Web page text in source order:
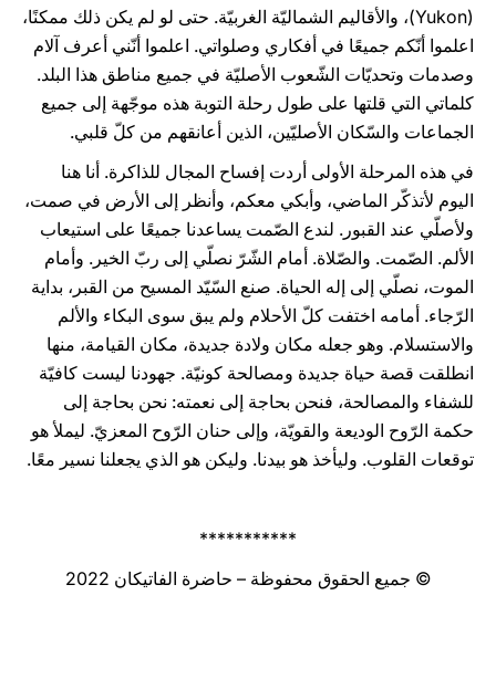
(Yukon)، والأقاليم الشماليّة الغربيّة. حتى لو لم يكن ذلك ممكنًا،
اعلموا أنّكم جميعًا في أفكاري وصلواتي. اعلموا أنّني أعرف آلام
وصدمات وتحديّات الشّعوب الأصليّة في جميع مناطق هذا البلد.
كلماتي التي قلتها على طول رحلة التوبة هذه موجّهة إلى جميع
الجماعات والسّكان الأصليّين، الذين أعانقهم من كلّ قلبي.
في هذه المرحلة الأولى أردت إفساح المجال للذاكرة. أنا هنا
اليوم لأتذكّر الماضي، وأبكي معكم، وأنظر إلى الأرض في صمت،
ولأصلّي عند القبور. لندع الصّمت يساعدنا جميعًا على استيعاب
الألم. الصّمت. والصّلاة. أمام الشّرّ نصلّي إلى ربّ الخير. وأمام
الموت، نصلّي إلى إله الحياة. صنع السّيّد المسيح من القبر، بداية
الرّجاء. أمامه اختفت كلّ الأحلام ولم يبق سوى البكاء والألم
والاستسلام. وهو جعله مكان ولادة جديدة، مكان القيامة، منها
انطلقت قصة حياة جديدة ومصالحة كونيّة. جهودنا ليست كافيّة
للشفاء والمصالحة، فنحن بحاجة إلى نعمته: نحن بحاجة إلى
حكمة الرّوح الوديعة والقويّة، وإلى حنان الرّوح المعزيّ. ليملأ هو
توقعات القلوب. وليأخذ هو بيدنا. وليكن هو الذي يجعلنا نسير معًا.
***********
© جميع الحقوق محفوظة – حاضرة الفاتيكان 2022